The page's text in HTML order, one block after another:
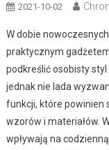
2021-10-02
W dobie
praktycznym
podkreślić osobisty
jednak nie lada
funkcji, które powinien
wzorów i materiałów.
wpływają na